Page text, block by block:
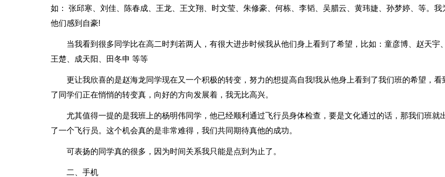
如： 张邱寒、刘佳、陈春成、王龙、王文翔、时文莹、朱修豪、何栋、李韬、吴腊云、黄玮婕、孙梦婷、等。我
他们感到自豪!
当我看到很多同学比在高二时判若两人，有很大进步时候我从他们身上看到了希望，比如：童彦博、赵天宇、
王楚、成天阳、田冬申 等等
更让我欣喜的是赵海龙同学现在又一个积极的转变，努力的想提高自我!我从他身上看到了我们班的希望，看
了同学们正在悄悄的转变真，向好的方向发展着，我无比高兴。
尤其值得一提的是我班上的杨明伟同学，他已经顺利通过飞行员身体检查，要是文化通过的话，那我们班就
了一个飞行员。这个机会真的是非常难得，我们共同期待真他的成功。
可表扬的同学真的很多，因为时间关系我只能是点到为止了。
二、手机